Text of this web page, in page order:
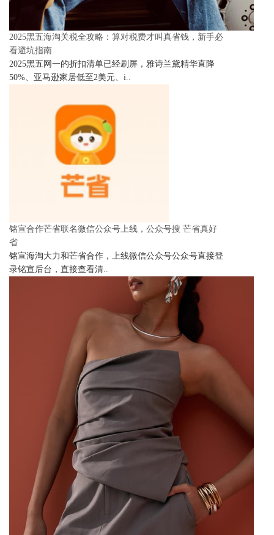
2025黑五海淘关税全攻略：算对税费才叫真省钱，新手必
看避坑指南
2025黑五网一的折扣清单已经刷屏，雅诗兰黛精华直降
50%、亚马逊家居低至2美元、i..
铭宣合作芒省联名微信公众号上线，公众号搜 芒省真好
省
铭宣海淘大力和芒省合作，上线微信公众号公众号直接登
录铭宣后台，直接查看清..